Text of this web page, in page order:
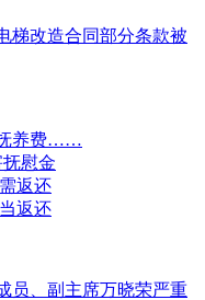
梯改造合同部分条款被
抚养费……
慰金
返还
返还
员、副主席万晓荣严重